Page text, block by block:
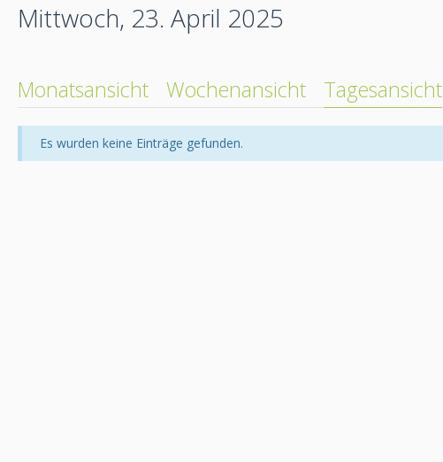
Mittwoch, 23. April 2025
Monatsansicht Wochenansicht Tagesansicht
Es wurden keine Einträge gefunden.